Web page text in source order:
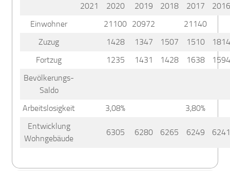
2021 2020 2019 2018 2017
Einwohner
21100 20972
21140
Zuzug
1428 1347 1507 1510
Fortzug
1235 1431 1428 1638
Bevölkerungs-
Saldo
Arbeitslosigkeit
3,08%
3,80%
Entwicklung
Wohngebäude
6305 6280 6265 6249